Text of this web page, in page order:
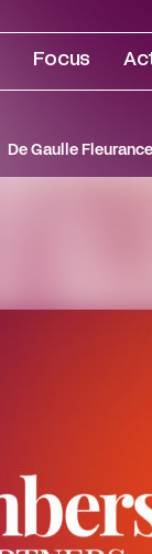
Focus
De Gaulle